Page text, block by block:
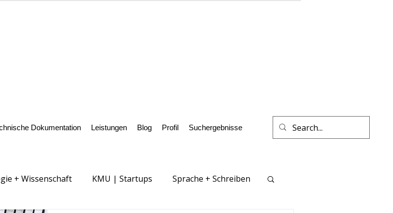
Dokumentation Leistungen Blog Profil Suchergebnisse
+ Wissenschaft KMU | Startups Sprache + Schreiben